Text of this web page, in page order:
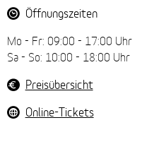
Öffnungszeiten
Mo - Fr: 09:00 - 17:00 Uhr
Sa - So: 10:00 - 18:00 Uhr
Preisübersicht
Online-Tickets